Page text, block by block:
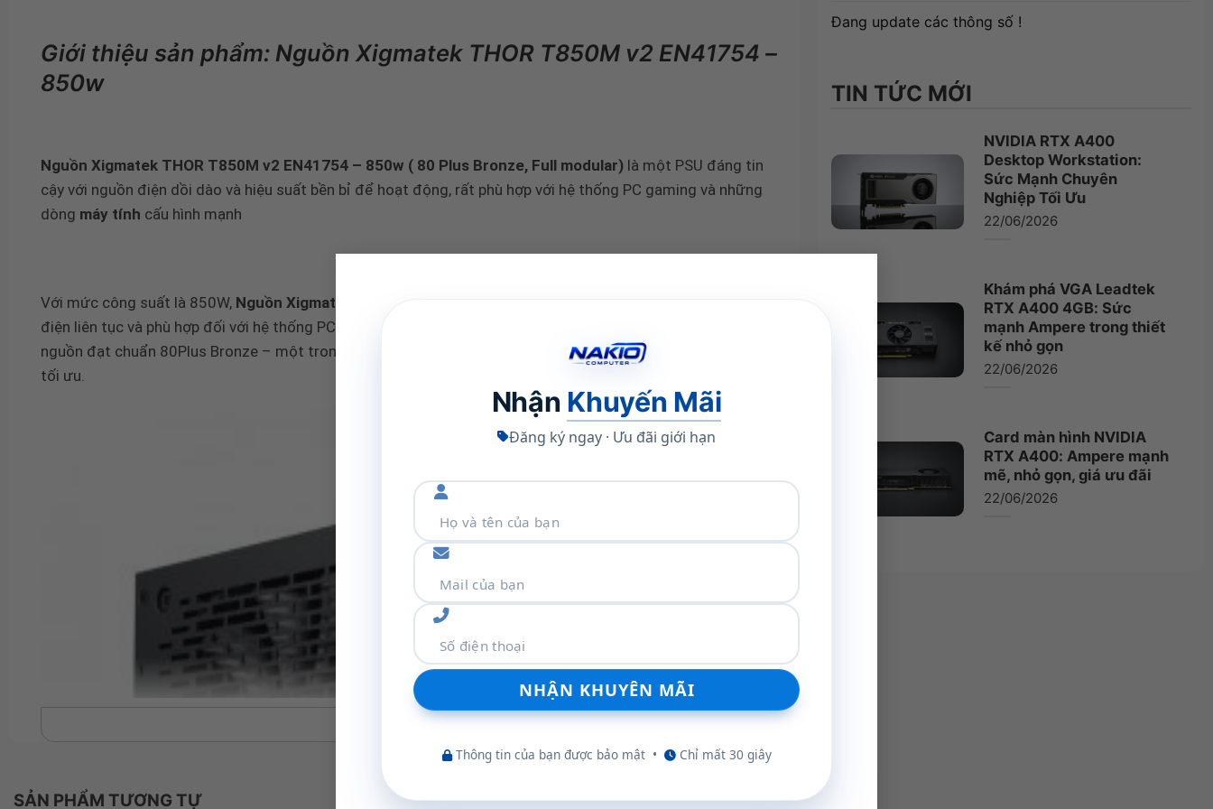
Nhận Khuyến Mãi
Đăng ký ngay · Ưu đãi giới hạn
Thông tin của bạn được bảo mật • Chỉ mất 30 giây
Giới thiệu sản phẩm: Nguồn Xigmatek THOR T850M v2 EN41754 –
850w
Nguồn Xigmatek THOR T850M v2 EN41754 – 850w ( 80 Plus Bronze, Full modular)là một PSU đáng tin
cậy với nguồn điện dồi dào và hiệu suất bền bỉ để hoạt động, rất phù hợp với hệ thống PC gaming và những
dòng máy tính cấu hình mạnh
Với mức công suất là 850W, Nguồn Xigmatek THOR T850M v2 EN41754 – 850w
điện liên tục và phù hợp đối với hệ thống PC gaming, cũng như máy tính cấu hình mạnh. Không chỉ vậy, bộ
nguồn đạt chuẩn 80Plus Bronze – một trong những điều kiện chứng minh cho hiệu suất sử dụng điện năng
tối ưu.
Xem thêm
Đang update các thông số !
TIN TỨC MỚI
NVIDIA RTX A400
Desktop Workstation:
Sức Mạnh Chuyên
Nghiệp Tối Ưu
22/06/2026
Khám phá VGA Leadtek
RTX A400 4GB: Sức
mạnh Ampere trong thiết
kế nhỏ gọn
22/06/2026
Card màn hình NVIDIA
RTX A400: Ampere mạnh
mẽ, nhỏ gọn, giá ưu đãi
22/06/2026
SẢN PHẨM TƯƠNG TỰ